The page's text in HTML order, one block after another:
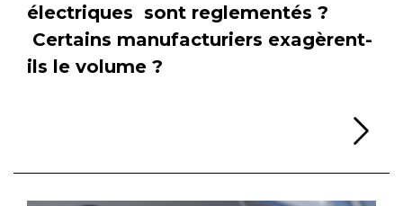
électriques sont reglementés ?
Certains manufacturiers exagèrent-
ils le volume ?